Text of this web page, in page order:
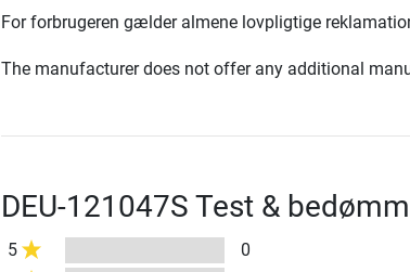
For forbrugeren gælder almene lovpligtige
The manufacturer does not offer any additional
DEU-121047S Test &
5
0